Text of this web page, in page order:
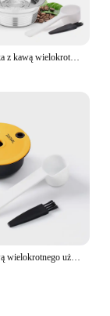
Icafilas kapsułka z kawą wielokrotnego użytku do Lavazza Mio filtry do kawy ze stali nierdzewnej do Lavazza A Modo Mio Machine Pod
Kapsułki z kawą wielokrotnego użytku do ekspresu BOSCH-s Tassimo Happy Vivy filtr do ekspresu do kawy wielokrotnego użytku ze stali nierdzewnej 180ML/220ML